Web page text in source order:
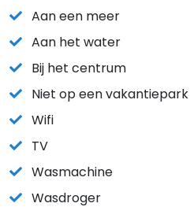
Aan een meer
Aan het water
Bij het centrum
Niet op een vakantiepark
Wifi
TV
Wasmachine
Wasdroger